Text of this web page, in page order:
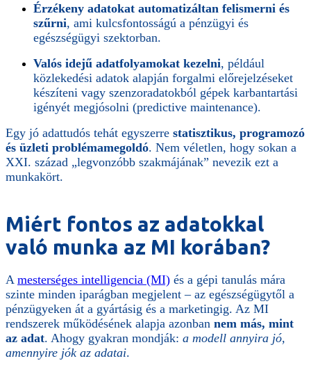
Érzékeny adatokat automatizáltan felismerni és
szűrni, ami kulcsfontosságú a pénzügyi és
egészségügyi szektorban.
Valós idejű adatfolyamokat kezelni, például
közlekedési adatok alapján forgalmi előrejelzéseket
készíteni vagy szenzoradatokból gépek karbantartási
igényét megjósolni (predictive maintenance).
Egy jó adattudós tehát egyszerre statisztikus, programozó
és üzleti problémamegoldó. Nem véletlen, hogy sokan a
XXI. század „legvonzóbb szakmájának” nevezik ezt a
munkakört.
Miért fontos az adatokkal
való munka az MI korában?
A mesterséges intelligencia (MI) és a gépi tanulás mára
szinte minden iparágban megjelent – az egészségügytől a
pénzügyeken át a gyártásig és a marketingig. Az MI
rendszerek működésének alapja azonban nem más, mint
az adat. Ahogy gyakran mondják: a modell annyira jó,
amennyire jók az adatai.